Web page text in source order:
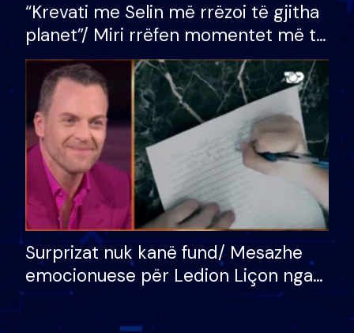
“Krevati me Selin më rrëzoi të gjitha
planet”/ Miri rrëfen momentet më të
bukura në shtëpinë e BB VIP: Do më
mungojë zilja e mëngjesit kur…
Surprizat nuk kanë fund/ Mesazhe
emocionuese për Ledion Liçon nga
nëna dhe fëmijët e tij, moderatori
nuk i mban dot lotët: Nuk meritoj…